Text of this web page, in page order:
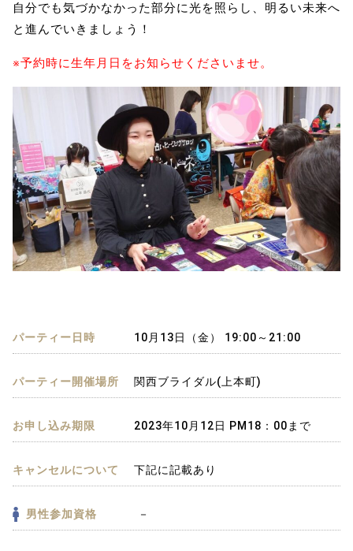
自分でも気づかなかった部分に光を照らし、明るい未来へ
と進んでいきましょう！
※予約時に生年月日をお知らせくださいませ。
パーティー日時 10月13日（金） 19:00～21:00
パーティー開催場所 関西ブライダル(上本町)
お申し込み期限 2023年10月12日 PM18：00まで
キャンセルについて 下記に記載あり
男性参加資格 －